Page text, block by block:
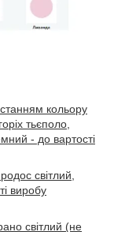
кольору
тьєполо,
- до вартості
світлий,
виробу
світлий (не